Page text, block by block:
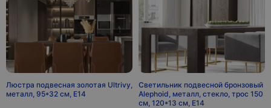
Люстра подвесная золотая Ultrivy,
металл, 95*32 см, Е14
Светильник подвесной бронзовый
Alephoid, металл, стекло, трос 150
см, 120*13 см, Е14